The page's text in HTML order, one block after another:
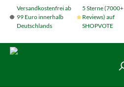
Zum Hauptinhalt springen
Versandkostenfrei ab
99 Euro innerhalb
Deutschlands
5 Sterne (7000+
Reviews) auf
SHOPVOTE